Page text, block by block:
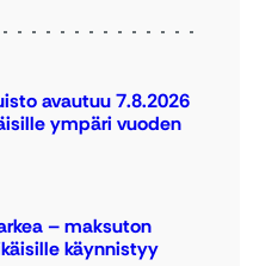
avautuu 7.8.2026
ympäri vuoden
– maksuton
käynnistyy